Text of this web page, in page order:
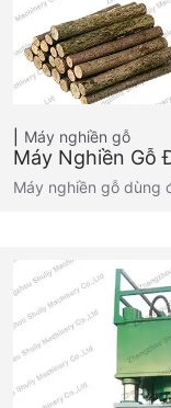
Máy nghiền gỗ
Máy Nghiền Gỗ
Máy nghiền gỗ dùng